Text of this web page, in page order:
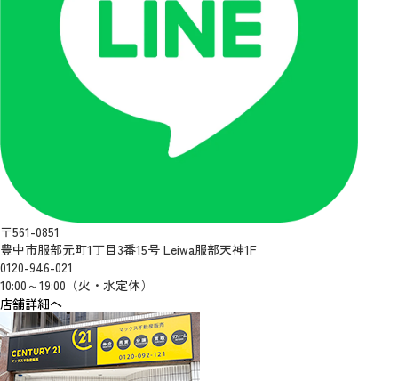
〒561-0851
豊中市服部元町1丁目3番15号 Leiwa服部天神1F
0120-946-021
10:00～19:00（火・水定休）
店舗詳細へ